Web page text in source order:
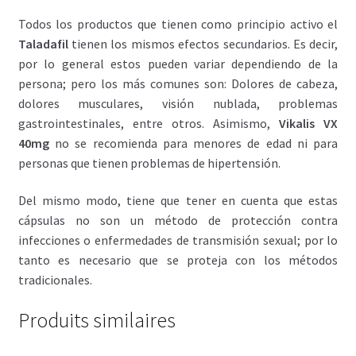
Todos los productos que tienen como principio activo el
Taladafiltienen los mismos efectos secundarios. Es decir,
por lo general estos pueden variar dependiendo de la
persona; pero los más comunes son: Dolores de cabeza,
dolores musculares, visión nublada, problemas
gastrointestinales, entre otros. Asimismo,Vikalis VX
40mgno se recomienda para menores de edad ni para
personas que tienen problemas de hipertensión.
Del mismo modo, tiene que tener en cuenta que estas
cápsulas no son un método de protección contra
infecciones o enfermedades de transmisión sexual; por lo
tanto es necesario que se proteja con los métodos
tradicionales.
Produits similaires